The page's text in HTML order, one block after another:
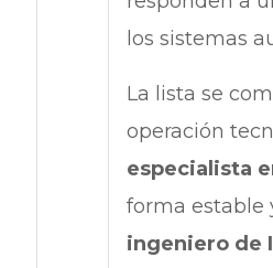
los sistemas
La lista se
operación
especialista
forma estable
ingeniero de